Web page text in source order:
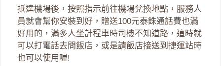
抵達機場後，按照指示前往機場兌換地點，服務人
員就會幫你安裝到好，贈送100元泰銖通話費也滿
好用的，滿多人坐計程車時司機不知道路，這時就
可以打電話去問飯店，或是請飯店接送到捷運站時
也可以使用喔!